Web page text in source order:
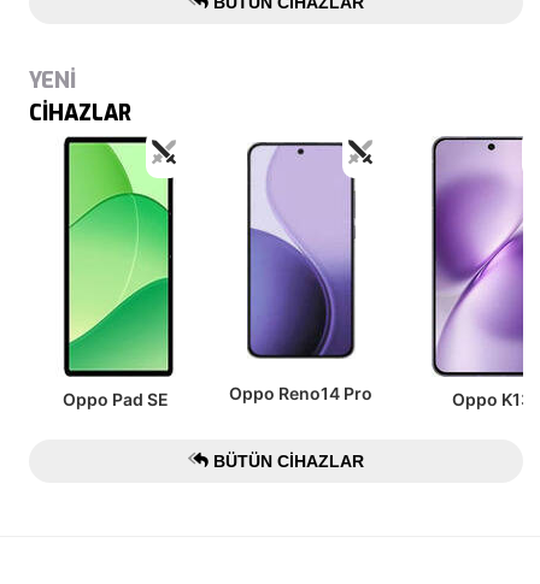
YENİ
CİHAZLAR
Oppo Pad SE Oppo Reno14 Pro Oppo K13
BÜTÜN CIHAZLAR